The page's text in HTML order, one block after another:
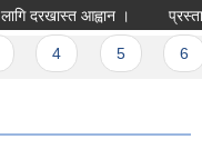
दरखास्त आह्वान ।